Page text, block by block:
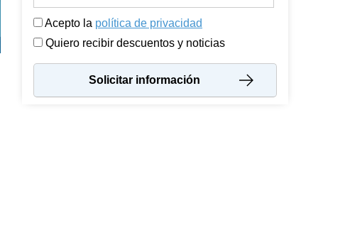
Acepto la política de privacidad
Quiero recibir descuentos y noticias